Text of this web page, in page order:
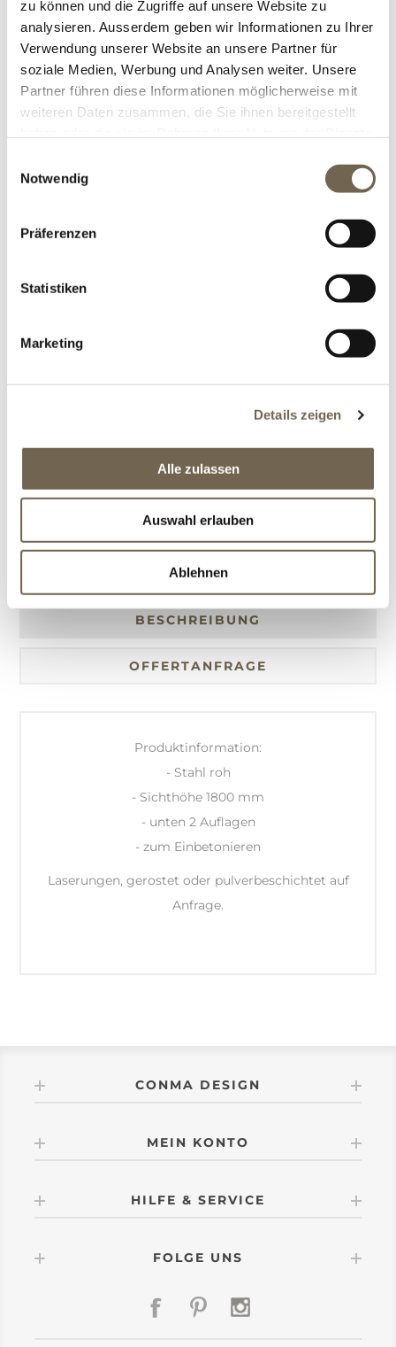
zu können und die Zugriffe auf unsere Website zu
analysieren. Ausserdem geben wir Informationen zu Ihrer
Verwendung unserer Website an unsere Partner für
soziale Medien, Werbung und Analysen weiter. Unsere
Partner führen diese Informationen möglicherweise mit
weiteren Daten zusammen, die Sie ihnen bereitgestellt
Notwendig
Präferenzen
Statistiken
Marketing
Details zeigen
Alle zulassen
Auswahl erlauben
Ablehnen
schaffen Sie eine harmonische Verbindung zwischen
Funktionalität und Ästhetik in Ihrem Garten.
Artikelnummer: 55101
Grösse
CHF 490.00
BESCHREIBUNG
OFFERTANFRAGE
Produktinformation:
- Stahl roh
- Sichthöhe 1800 mm
- unten 2 Auflagen
- zum Einbetonieren
Laserungen, gerostet oder pulverbeschichtet auf
Anfrage.
CONMA DESIGN
MEIN KONTO
HILFE & SERVICE
FOLGE UNS